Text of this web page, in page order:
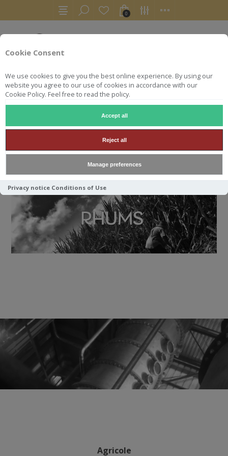
Cookie Consent
We use cookies to give you the best online experience. By using our
website you agree to our use of cookies in accordance with our
Cookie Policy. Feel free to read the policy.
Accept all
Reject all
Manage preferences
Privacy notice Conditions of Use
0
ACCUEIL RHUMS
RHUMS
Agricole